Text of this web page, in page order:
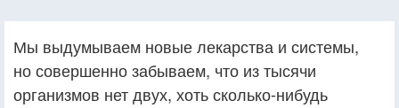
Мы выдумываем новые лекарства и системы,
но совершенно забываем, что из тысячи
организмов нет двух, хоть сколько-нибудь